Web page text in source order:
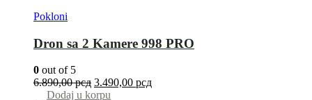
Pokloni
Dron sa 2 Kamere 998 PRO
0 out of 5
6.890,00рсд 3.490,00 рсд
Dodaj u korpu